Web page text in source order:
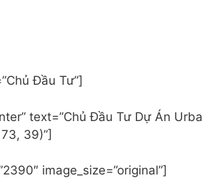
Đầu Tư”]
text=”Chủ Đầu Tư Dự Án
39)”]
image_size=”original”]